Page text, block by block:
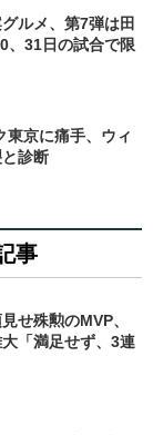
ルメ、第7弾は田
、31日の試合で限
東京に痛手、ウィ
診断
事
せ殊勲のMVP、
「満足せず、3連